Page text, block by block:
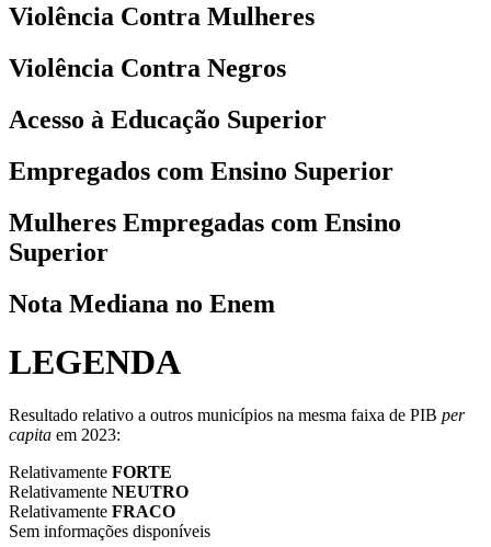
Violência Contra Mulheres
Violência Contra Negros
Acesso à Educação Superior
Empregados com Ensino Superior
Mulheres Empregadas com Ensino
Superior
Nota Mediana no Enem
LEGENDA
Resultado relativo a outros municípios na mesma faixa de PIB per
capita em 2023:
Relativamente FORTE
Relativamente NEUTRO
Relativamente FRACO
Sem informações disponíveis